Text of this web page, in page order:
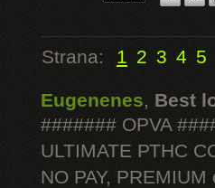
Strana: 1 2 3 4 5
Eugenenes, Best
####### OPVA
ULTIMATE РТНС
NO PAY, PREMIUM